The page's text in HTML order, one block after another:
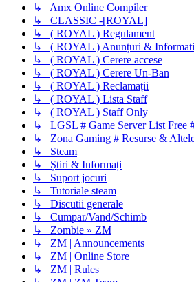
↳ Amx Online Compiler
↳ CLASSIC -[ROYAL]
↳ ( ROYAL ) Regulament
↳ ( ROYAL ) Anunțuri &
↳ ( ROYAL ) Cerere accese
↳ ( ROYAL ) Cerere Un-Ban
↳ ( ROYAL ) Reclamații
↳ ( ROYAL ) Lista Staff
↳ ( ROYAL ) Staff Only
↳ LGSL # Game Server List Free
↳ Zona Gaming # Resurse &
↳ Steam
↳ Știri & Informați
↳ Suport jocuri
↳ Tutoriale steam
↳ Discutii generale
↳ Cumpar/Vand/Schimb
↳ Zombie » ZM
↳ ZM | Announcements
↳ ZM | Online Store
↳ ZM | Rules